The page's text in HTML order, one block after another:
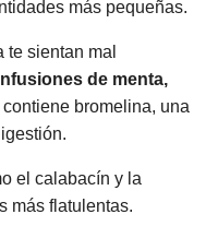
más pequeñas.
sientan mal
de menta,
bromelina, una
el calabacín y la
más flatulentas.